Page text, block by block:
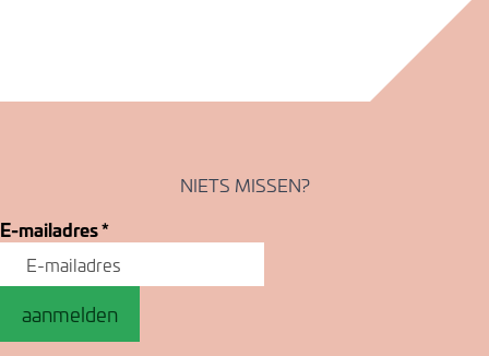
NIETS MISSEN?
E-mailadres*
aanmelden